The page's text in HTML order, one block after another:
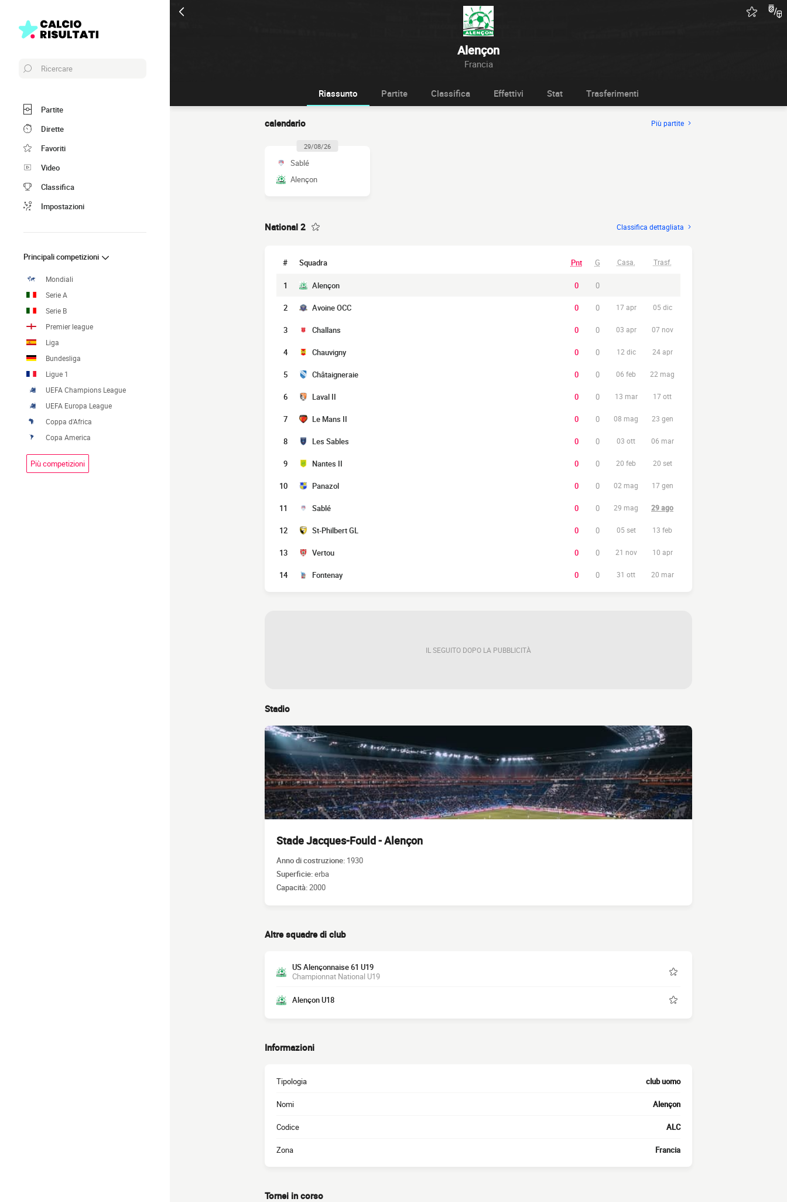
Alençon
Francia
Ricercare
Partite
Dirette
Favoriti
Video
Classifica
Impostazioni
Principali competizioni
Mondiali
Serie A
Serie B
Premier league
Liga
Bundesliga
Ligue 1
UEFA Champions League
UEFA Europa League
Coppa d'Africa
Copa America
Più competizioni
Riassunto Partite Classifica Effettivi Stat Trasferimenti
calendario Più partite
29/08/26
Sablé
Alençon
National 2 Classifica dettagliata
# Squadra Pnt G Casa. Trasf.
1 Alençon 0 0
2 Avoine OCC 0 0 17 apr 05 dic
3 Challans 0 0 03 apr 07 nov
4 Chauvigny 0 0 12 dic 24 apr
5 Châtaigneraie 0 0 06 feb 22 mag
6 Laval II 0 0 13 mar 17 ott
7 Le Mans II 0 0 08 mag 23 gen
8 Les Sables 0 0 03 ott 06 mar
9 Nantes II 0 0 20 feb 20 set
10 Panazol 0 0 02 mag 17 gen
11 Sablé 0 0 29 mag 29 ago
12 St-Philbert GL 0 0 05 set 13 feb
13 Vertou 0 0 21 nov 10 apr
14 Fontenay 0 0 31 ott 20 mar
IL SEGUITO DOPO LA PUBBLICITÀ
Stadio
Stade Jacques-Fould - Alençon
Anno di costruzione: 1930
Superficie:erba
Capacità:2000
Altre squadre di club
US Alençonnaise 61 U19
Championnat National U19
Alençon U18
Informazioni
Tipologia club uomo
Nomi Alençon
Codice ALC
Zona Francia
Tornei in corso